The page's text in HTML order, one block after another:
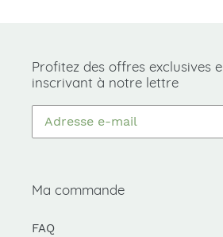
Profitez des offres exclusives
inscrivant à notre lettre
Ma commande
FAQ